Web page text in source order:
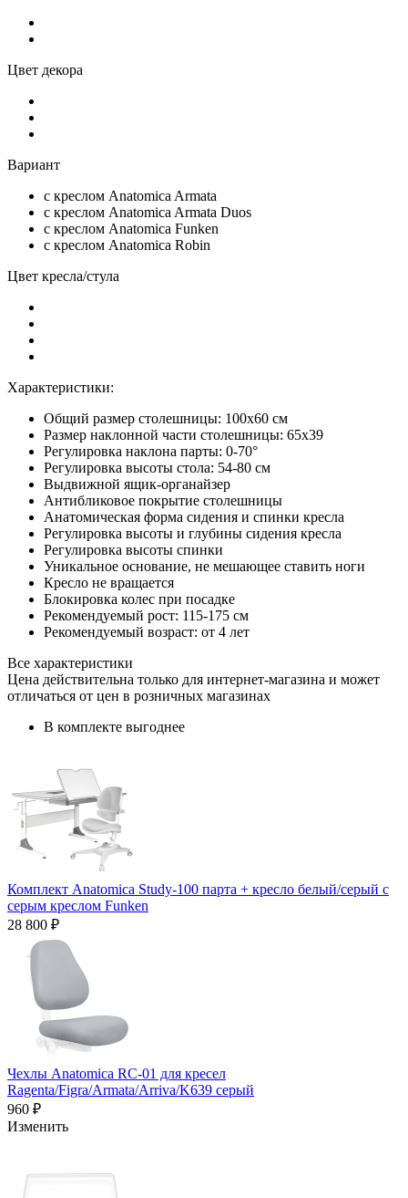
Цвет декора
Вариант
c креслом Anatomica Armata
c креслом Anatomica Armata Duos
с креслом Anatomica Funken
с креслом Anatomica Robin
Цвет кресла/стула
Характеристики:
Общий размер столешницы: 100x60 см
Размер наклонной части столешницы: 65х39
Регулировка наклона парты: 0-70°
Регулировка высоты стола: 54-80 см
Выдвижной ящик-органайзер
Антибликовое покрытие столешницы
Анатомическая форма сидения и спинки кресла
Регулировка высоты и глубины сидения кресла
Регулировка высоты спинки
Уникальное основание, не мешающее ставить ноги
Кресло не вращается
Блокировка колес при посадке
Рекомендуемый рост: 115-175 см
Рекомендуемый возраст: от 4 лет
Все характеристики
Цена действительна только для интернет-магазина и может
отличаться от цен в розничных магазинах
В комплекте выгоднее
Комплект Anatomica Study-100 парта + кресло белый/серый с
серым креслом Funken
28 800 ₽
Чехлы Anatomica RC-01 для кресел
Ragenta/Figra/Armata/Arriva/K639 серый
960 ₽
Изменить